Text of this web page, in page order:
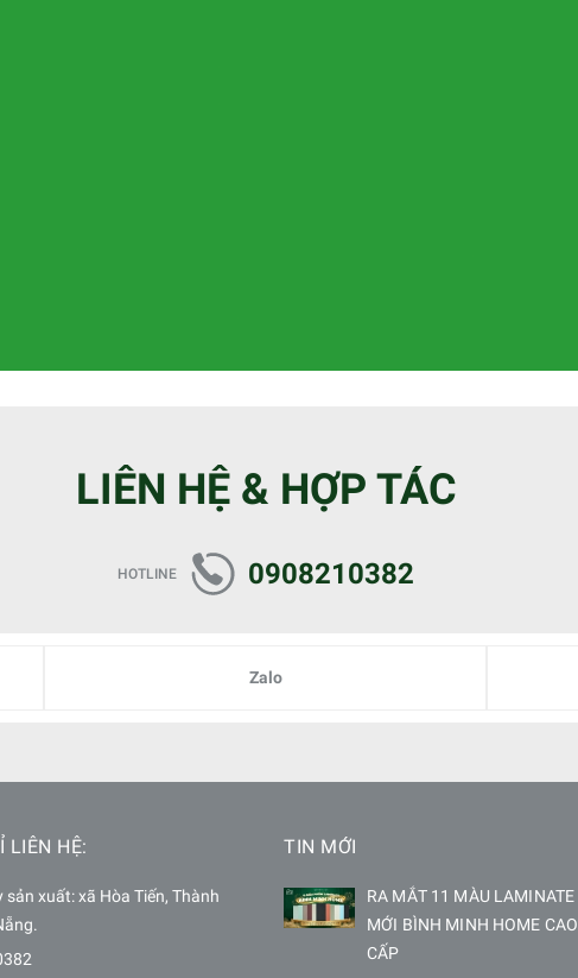
LIÊN HỆ & HỢP TÁC
HOTLINE 0908210382
Zalo
LIÊN HỆ:
sản xuất: xã Hòa Tiến, Thành
TIN MỚI
RA MẮT 11 MÀU LAMINATE
MỚI BÌNH MINH HOME CAO
CẤP